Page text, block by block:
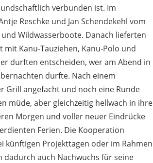
verbunden ist. Im
Reschke und Jan Schendekehl vom
Wildwasserboote. Danach lieferten
Kanu-Tauziehen, Kanu-Polo und
durften entscheiden, wer am Abend in
durfte. Nach einem
Grill angefacht und noch eine Runde
müde, aber gleichzeitig hellwach in ihre
Morgen und voller neuer Eindrücke
Ferien. Die Kooperation
künftigen Projekttagen oder im Rahmen
auch Nachwuchs für seine